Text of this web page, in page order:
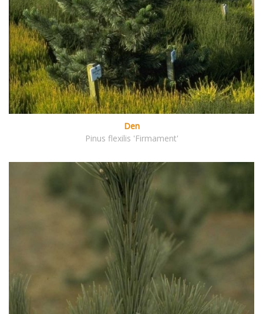
Den
Pinus flexilis 'Firmament'